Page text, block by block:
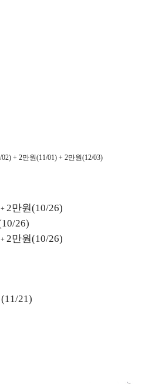
02) + 2만원(11/01) + 2만원(12/03)
+ 2만원(10/26)
26)
+ 2만원(10/26)
/21)